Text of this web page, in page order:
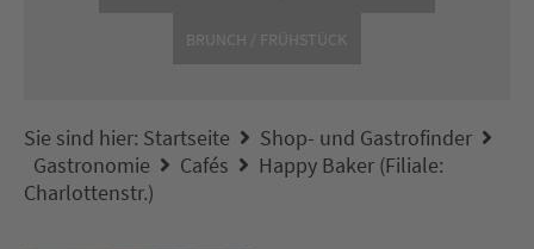
BRUNCH / FRÜHSTÜCK
Sie sind hier: Startseite
Shop- und Gastrofinder
Gastronomie
Cafés
Happy Baker (Filiale:
Charlottenstr.)